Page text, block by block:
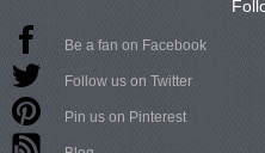
Be a fan on Facebook
Follow us on Twitter
Pin us on Pinterest